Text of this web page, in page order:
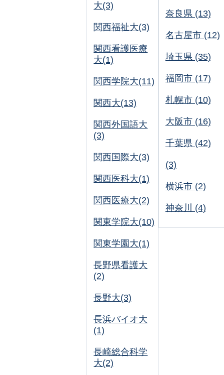
大(3)
関西福祉大(3)
関西看護医療
大(1)
関西学院大(11)
関西大(13)
関西外国語大
(3)
関西国際大(3)
関西医科大(1)
関西医療大(2)
関東学院大(10)
関東学園大(1)
長野県看護大
(2)
長野大(3)
長浜バイオ大
(1)
長崎総合科学
大(2)
奈良県 (13)
名古屋市 (12)
埼玉県 (35)
福岡市 (17)
札幌市 (10)
大阪市 (16)
千葉県 (42)
(3)
横浜市 (2)
神奈川 (4)